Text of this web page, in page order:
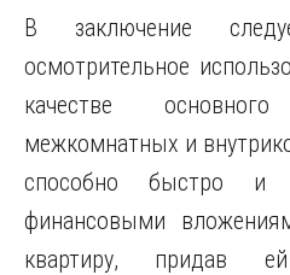
В заключение
осмотрительное
качестве
межкомнатных и
способно быстро и
финансовыми
квартиру, придав